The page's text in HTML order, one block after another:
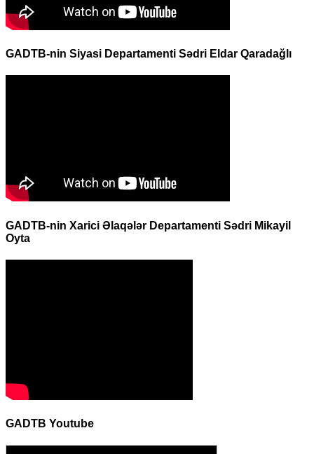
GADTB-nin Siyasi Departamenti Sədri Eldar Qaradağlı
GADTB-nin Xarici Əlaqələr Departamenti Sədri Mikayil
Oyta
GADTB Youtube